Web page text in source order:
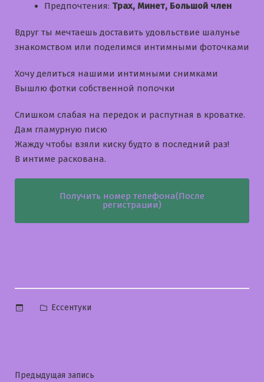
Предпочтения: Трах, Минет, Большой член
Вдруг ты мечтаешь доставить удовльствие шалунье
знакомством или поделимся интимными фоточками
Хочу делиться нашими интимными снимками
Вышлю фотки собственной попочки
Слишком слабая на передок и распутная в кроватке.
Дам гламурную писю
Жажду чтобы взяли киску будто в последний раз!
В интиме раскована.
Получить номер телефона(После
регистрации)
Опубликовано
Ессентуки
Предыдущая запись